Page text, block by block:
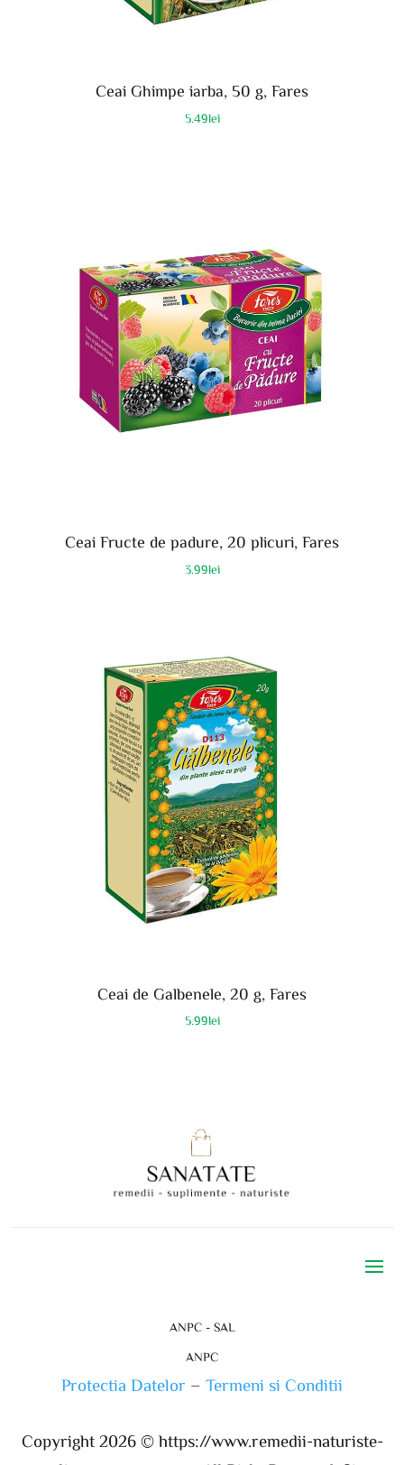
Ceai Ghimpe iarba, 50 g, Fares
5.49lei
Ceai Fructe de padure, 20 plicuri, Fares
3.99lei
Ceai de Galbenele, 20 g, Fares
5.99lei
ANPC - SAL
ANPC
Protectia Datelor – Termeni si Conditii
Copyright 2026 ©https://www.remedii-naturiste-